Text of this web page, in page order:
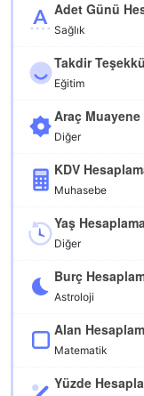
Adet Günü
Sağlık
Takdir
Eğitim
Araç
Diğer
KDV
Muhasebe
Yaş
Diğer
Burç
Astroloji
Alan
Matematik
Yüzde